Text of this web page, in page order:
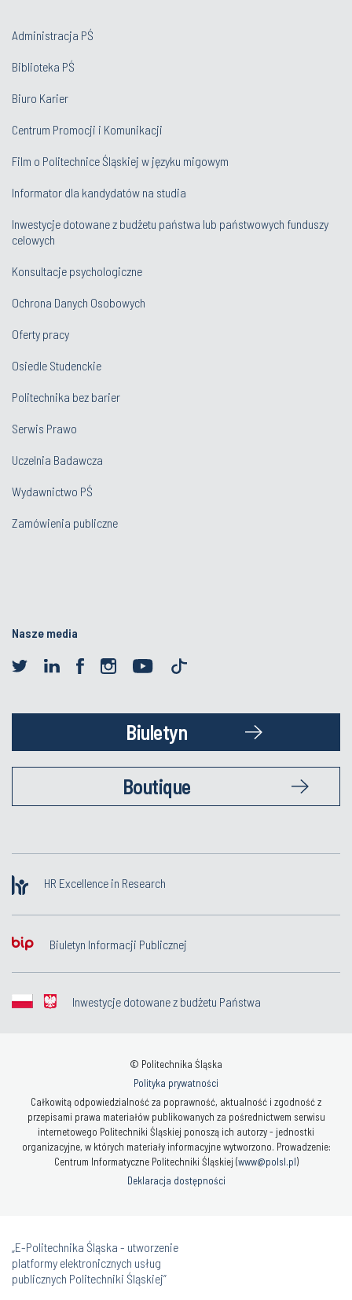
Administracja PŚ
Biblioteka PŚ
Biuro Karier
Centrum Promocji i Komunikacji
Film o Politechnice Śląskiej w języku migowym
Informator dla kandydatów na studia
Inwestycje dotowane z budżetu państwa lub państwowych funduszy
celowych
Konsultacje psychologiczne
Ochrona Danych Osobowych
Oferty pracy
Osiedle Studenckie
Politechnika bez barier
Serwis Prawo
Uczelnia Badawcza
Wydawnictwo PŚ
Zamówienia publiczne
Nasze media
Biuletyn
Boutique
HR Excellence in Research
Biuletyn Informacji Publicznej
Inwestycje dotowane z budżetu Państwa
© Politechnika Śląska
Polityka prywatności
Całkowitą odpowiedzialność za poprawność, aktualność i zgodność z
przepisami prawa materiałów publikowanych za pośrednictwem serwisu
internetowego Politechniki Śląskiej ponoszą ich autorzy - jednostki
organizacyjne, w których materiały informacyjne wytworzono. Prowadzenie:
Centrum Informatyczne Politechniki Śląskiej (www@polsl.pl)
Deklaracja dostępności
„E-Politechnika Śląska - utworzenie
platformy elektronicznych usług
publicznych Politechniki Śląskiej”